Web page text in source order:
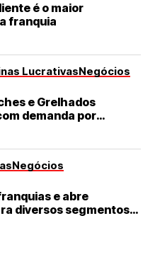
é o maior
franquia
LucrativasNegócios
e Grelhados
demanda por
de qualidade
Negócios
e abre
diversos segmentos